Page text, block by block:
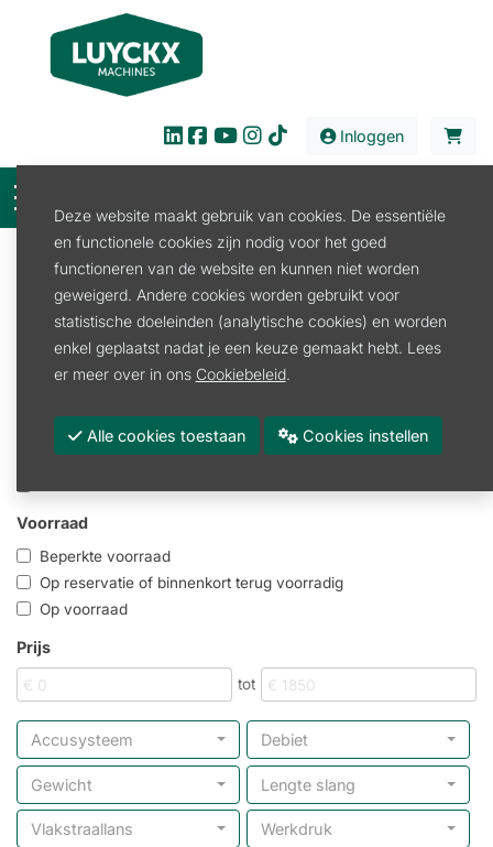
Inloggen
Filter
Verkoop
Hogedrukreiniger
Hogedrukreiniger Accu
Hogedrukreiniger Accu
Promoties
Merk
Voorraad
Beperkte voorraad
Op reservatie of binnenkort terug voorradig
Op voorraad
Prijs
tot
Accusysteem Debiet
Gewicht Lengte slang
Vlakstraallans Werkdruk
Deze website maakt gebruik van cookies. De essentiële
en functionele cookies zijn nodig voor het goed
functioneren van de website en kunnen niet worden
geweigerd. Andere cookies worden gebruikt voor
statistische doeleinden (analytische cookies) en worden
enkel geplaatst nadat je een keuze gemaakt hebt. Lees
er meer over in ons Cookiebeleid.
Alle cookies toestaan Cookies instellen